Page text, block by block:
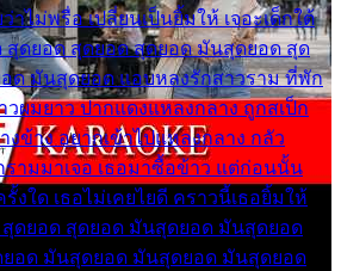
ไม่พรื่อ เปลี่ยนเป็นยิ้มให้ เจอะเด็กใต้
สุดยอด สุดยอด สุดยอด มันสุดยอด สุด
ด มันสุดยอด แอบหลงรักสาวราม ที่พัก
วผมยาว ปากแดงแหลงกลาง ถูกสเป็ก
งข้าง อยากเข้าไปแหลงกลาง กลัว
รามมาเจอ เธอมาซื้อข้าว แต่ก่อนนั้น
รั้งใด เธอไม่เคยไยดี คราวนี้เธอยิ้มให้
สุดยอด สุดยอด มันสุดยอด มันสุดยอด
อด มันสุดยอด มันสุดยอด มันสุดยอด